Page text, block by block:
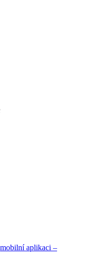
mobilní aplikaci –